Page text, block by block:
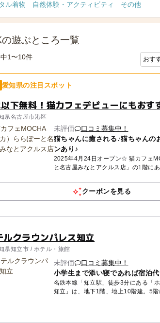
ル着物 自然体験・アクティビティ その他
遊ぶところ一覧
1〜10件
愛知県の注目スポット
下無料！猫カフェデビューにもおす
県名古屋市港区
未評価
口コミ募集中！
猫ちゃんに癒される♪猫ちゃんの
ンあり♪
2025年4月24日オープン☆ 猫カフェ
と名古屋みなとアクルス店」の1階に
クーポンを見る
ルクラウンパレス知立
県知立市 / ホテル・旅館
未評価
口コミ募集中！
小学生まで添い寝であれば宿泊
名鉄本線「知立駅」徒歩3分にある「
知立」は、地下1階、地上10階建。5